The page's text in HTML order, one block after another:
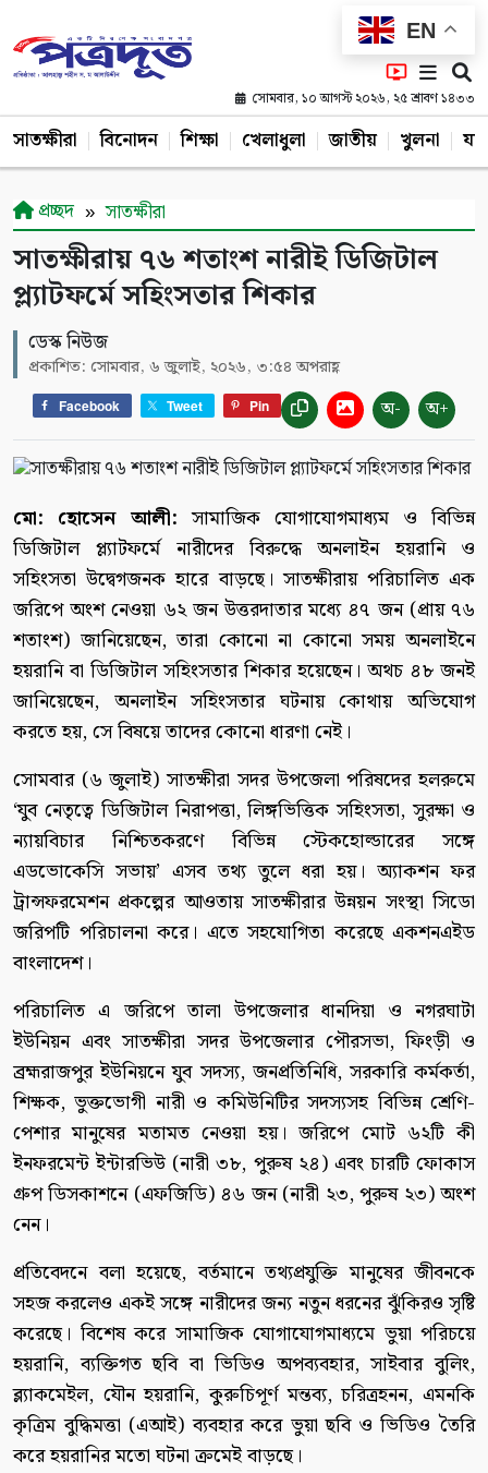
EN
সোমবার, ১০ আগস্ট ২০২৬, ২৫ শ্রাবণ ১৪৩৩
সাতক্ষীরা বিনোদন শিক্ষা খেলাধুলা জাতীয় খুলনা
প্রচ্ছদ সাতক্ষীরা
সাতক্ষীরায় ৭৬ শতাংশ নারীই ডিজিটাল
প্ল্যাটফর্মে সহিংসতার শিকার
ডেস্ক নিউজ
প্রকাশিত: সোমবার, ৬ জুলাই, ২০২৬, ৩:৫৪ অপরাহ্ণ
Facebook Tweet Pin অ- অ+
মো: হোসেন আলী: সামাজিক যোগাযোগমাধ্যম ও বিভিন্ন
ডিজিটাল প্ল্যাটফর্মে নারীদের বিরুদ্ধে অনলাইন হয়রানি ও
সহিংসতা উদ্বেগজনক হারে বাড়ছে। সাতক্ষীরায় পরিচালিত এক
জরিপে অংশ নেওয়া ৬২ জন উত্তরদাতার মধ্যে ৪৭ জন (প্রায় ৭৬
শতাংশ) জানিয়েছেন, তারা কোনো না কোনো সময় অনলাইনে
হয়রানি বা ডিজিটাল সহিংসতার শিকার হয়েছেন। অথচ ৪৮ জনই
জানিয়েছেন, অনলাইন সহিংসতার ঘটনায় কোথায় অভিযোগ
করতে হয়, সে বিষয়ে তাদের কোনো ধারণা নেই।
সোমবার (৬ জুলাই) সাতক্ষীরা সদর উপজেলা পরিষদের হলরুমে
‘যুব নেতৃত্বে ডিজিটাল নিরাপত্তা, লিঙ্গভিত্তিক সহিংসতা, সুরক্ষা ও
ন্যায়বিচার নিশ্চিতকরণে বিভিন্ন স্টেকহোল্ডারের সঙ্গে
এডভোকেসি সভায়’ এসব তথ্য তুলে ধরা হয়। অ্যাকশন ফর
ট্রান্সফরমেশন প্রকল্পের আওতায় সাতক্ষীরার উন্নয়ন সংস্থা সিডো
জরিপটি পরিচালনা করে। এতে সহযোগিতা করেছে একশনএইড
বাংলাদেশ।
পরিচালিত এ জরিপে তালা উপজেলার ধানদিয়া ও নগরঘাটা
ইউনিয়ন এবং সাতক্ষীরা সদর উপজেলার পৌরসভা, ফিংড়ী ও
ব্রহ্মরাজপুর ইউনিয়নে যুব সদস্য, জনপ্রতিনিধি, সরকারি কর্মকর্তা,
শিক্ষক, ভুক্তভোগী নারী ও কমিউনিটির সদস্যসহ বিভিন্ন শ্রেণি-
পেশার মানুষের মতামত নেওয়া হয়। জরিপে মোট ৬২টি কী
ইনফরমেন্ট ইন্টারভিউ (নারী ৩৮, পুরুষ ২৪) এবং চারটি ফোকাস
গ্রুপ ডিসকাশনে (এফজিডি) ৪৬ জন (নারী ২৩, পুরুষ ২৩) অংশ
নেন।
প্রতিবেদনে বলা হয়েছে, বর্তমানে তথ্যপ্রযুক্তি মানুষের জীবনকে
সহজ করলেও একই সঙ্গে নারীদের জন্য নতুন ধরনের ঝুঁকিরও সৃষ্টি
করেছে। বিশেষ করে সামাজিক যোগাযোগমাধ্যমে ভুয়া পরিচয়ে
হয়রানি, ব্যক্তিগত ছবি বা ভিডিও অপব্যবহার, সাইবার বুলিং,
ব্ল্যাকমেইল, যৌন হয়রানি, কুরুচিপূর্ণ মন্তব্য, চরিত্রহনন, এমনকি
কৃত্রিম বুদ্ধিমত্তা (এআই) ব্যবহার করে ভুয়া ছবি ও ভিডিও তৈরি
করে হয়রানির মতো ঘটনা ক্রমেই বাড়ছে।